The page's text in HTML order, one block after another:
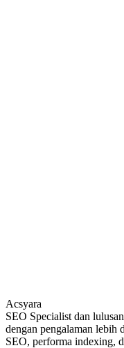
Acsyara
SEO Specialist dan
dengan pengalaman lebih
SEO, performa indexing,